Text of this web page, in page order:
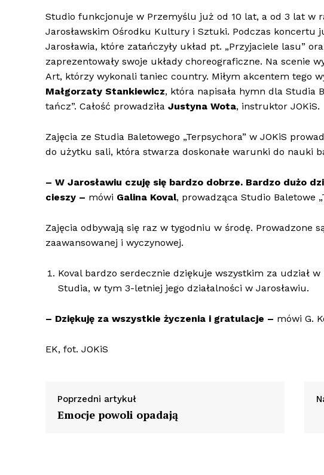
Studio funkcjonuje w Przemyślu już od 10 lat, a od 3 lat w
Jarosławskim Ośrodku Kultury i Sztuki. Podczas koncertu
Jarosławia, które zatańczyły układ pt. „Przyjaciele lasu”
zaprezentowały swoje układy choreograficzne. Na scenie
Art, którzy wykonali taniec country. Miłym akcentem tego
Małgorzaty Stankiewicz, która napisała hymn dla Studia
tańcz”. Całość prowadziła Justyna Wota, instruktor JOKiS.
Zajęcia ze Studia Baletowego „Terpsychora” w JOKiS
do użytku sali, która stwarza doskonałe warunki do nauki
– W Jarosławiu czuję się bardzo dobrze. Bardzo dużo
cieszy – mówi Galina Koval, prowadząca Studio Baletowe
Zajęcia odbywają się raz w tygodniu w środę. Prowadzone
zaawansowanej i wyczynowej.
Koval bardzo serdecznie dziękuje wszystkim za udział
Studia, w tym 3-letniej jego działalności w Jarosławiu.
– Dziękuję za wszystkie życzenia i gratulacje – mówi G.
EK, fot. JOKiS
Poprzedni artykuł
Emocje powoli opadają